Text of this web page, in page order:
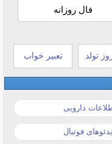
فال روزانه
تولد تعبیر خواب
دارویی
فوتبال